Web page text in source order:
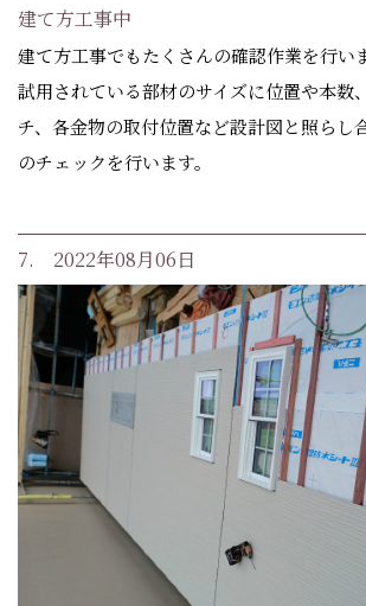
建て方工事中
建て方工事でもたくさんの確認作業を行いま
試用されている部材のサイズに位置や本数
チ、各金物の取付位置など設計図と照らし
のチェックを行います。
7. 2022年08月06日